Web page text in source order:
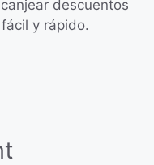
descuentos
y rápido.